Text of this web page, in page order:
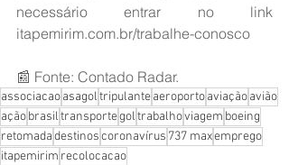
necessário entrar no link
itapemirim.com.br/trabalhe-conosco
📰 Fonte: Contado Radar.
associacaoasagoltripulanteaeroportoaviaçãoavião
açãobrasiltransportegoltrabalhoviagem boeing
retomadadestinoscoronavírus 737 maxemprego
itapemirim recolocacao